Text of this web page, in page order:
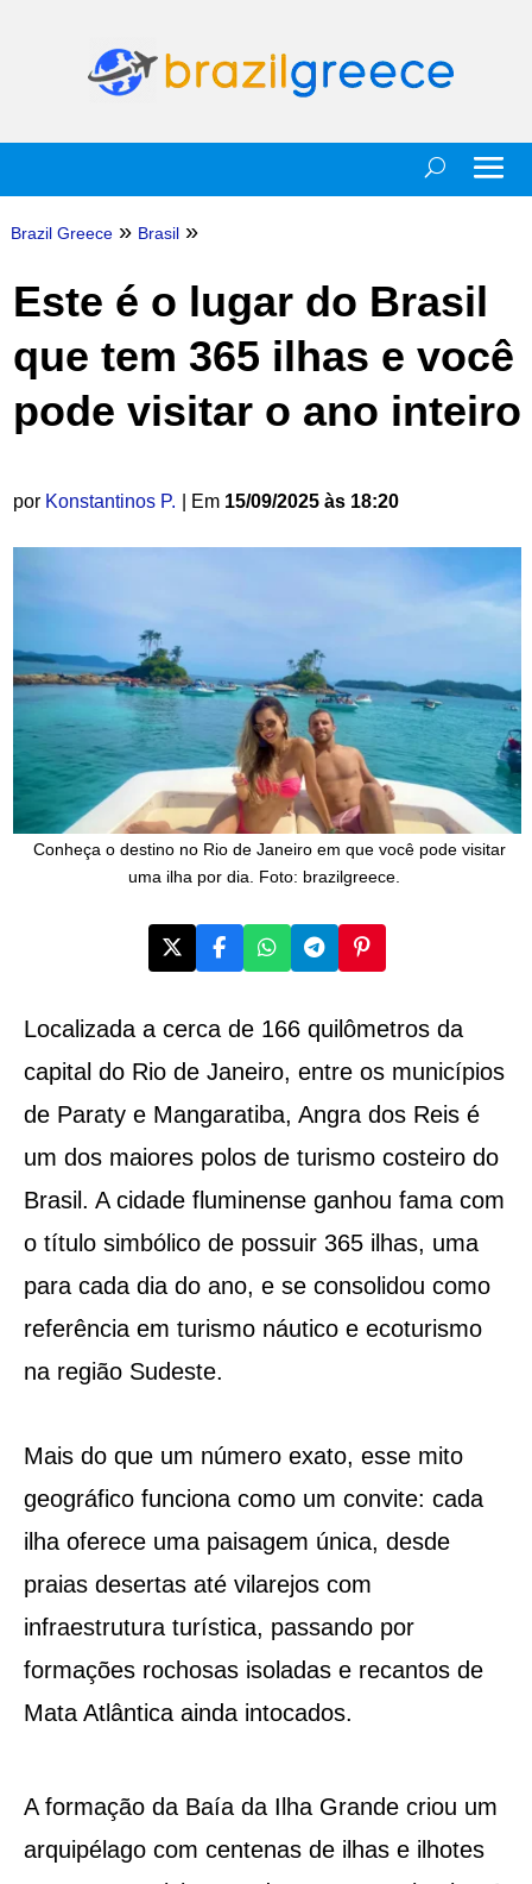
Brazil Greece » Brasil »
Este é o lugar do Brasil
que tem 365 ilhas e você
pode visitar o ano inteiro
por Konstantinos P. | Em 15/09/2025 às 18:20
Conheça o destino no Rio de Janeiro em que você pode visitar
uma ilha por dia. Foto: brazilgreece.
Localizada a cerca de 166 quilômetros da
capital do Rio de Janeiro, entre os municípios
de Paraty e Mangaratiba, Angra dos Reis é
um dos maiores polos de turismo costeiro do
Brasil. A cidade fluminense ganhou fama com
o título simbólico de possuir 365 ilhas, uma
para cada dia do ano, e se consolidou como
referência em turismo náutico e ecoturismo
na região Sudeste.
Mais do que um número exato, esse mito
geográfico funciona como um convite: cada
ilha oferece uma paisagem única, desde
praias desertas até vilarejos com
infraestrutura turística, passando por
formações rochosas isoladas e recantos de
Mata Atlântica ainda intocados.
A formação da Baía da Ilha Grande criou um
arquipélago com centenas de ilhas e ilhotes